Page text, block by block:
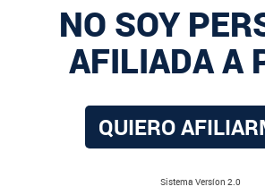
NO SOY
AFILIADA A
QUIERO
Sistema Versíon 2.0